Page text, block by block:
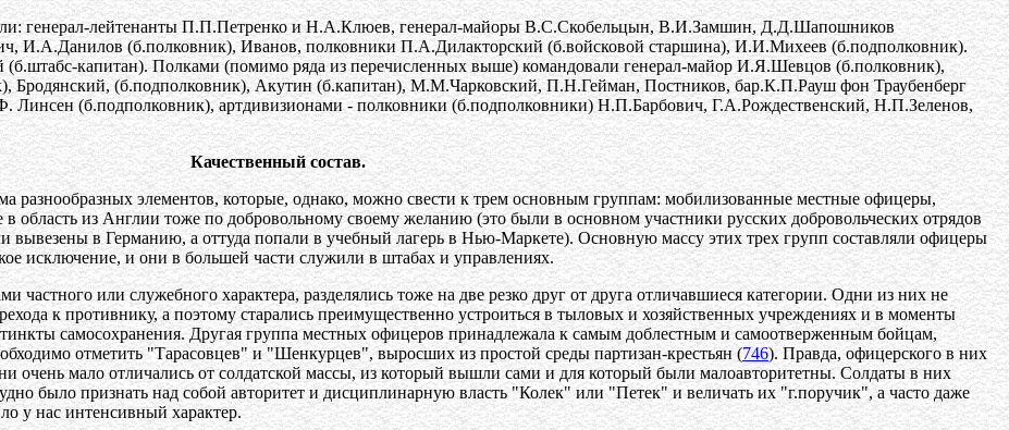
генерал-лейтенанты П.П.Петренко и Н.А.Клюев, генерал-майоры В.С.Скобельцын, В.И.Замшин, Д.Д.Шапошников
И.А.Данилов (б.полковник), Иванов, полковники П.А.Дилакторский (б.войсковой старшина), И.И.Михеев (б.подполковник).
капитан). Полками (помимо ряда из перечисленных выше) командовали генерал-майор И.Я.Шевцов (б.полковник),
(б.подполковник), Акутин (б.капитан), М.М.Чарковский, П.Н.Гейман, Постников, бар.К.П.Рауш фон Траубенберг
(б.подполковник), артдивизионами - полковники (б.подполковники) Н.П.Барбович, Г.А.Рождественский, Н.П.Зеленов,
Качественный состав.
разнообразных элементов, которые, однако, можно свести к трем основным группам: мобилизованные местные офицеры,
из Англии тоже по добровольному своему желанию (это были в основном участники русских добровольческих отрядов
вывезены в Германию, а оттуда попали в учебный лагерь в Нью-Маркете). Основную массу этих трех групп составляли офицеры
исключение, и они в большей части служили в штабах и управлениях.
или служебного характера, разделялись тоже на две резко друг от друга отличавшиеся категории. Одни из них не
к противнику, а поэтому старались преимущественно устроиться в тыловых и хозяйственных учреждениях и в моменты
самосохранения. Другая группа местных офицеров принадлежала к самым доблестным и самоотверженным бойцам,
отметить "Тарасовцев" и "Шенкурцев", выросших из простой среды партизан-крестьян (746). Правда, офицерского в них
очень мало отличались от солдатской массы, из который вышли сами и для который были малоавторитетны. Солдаты в них
было признать над собой авторитет и дисциплинарную власть "Колек" или "Петек" и величать их "г.поручик", а часто даже
у нас интенсивный характер.